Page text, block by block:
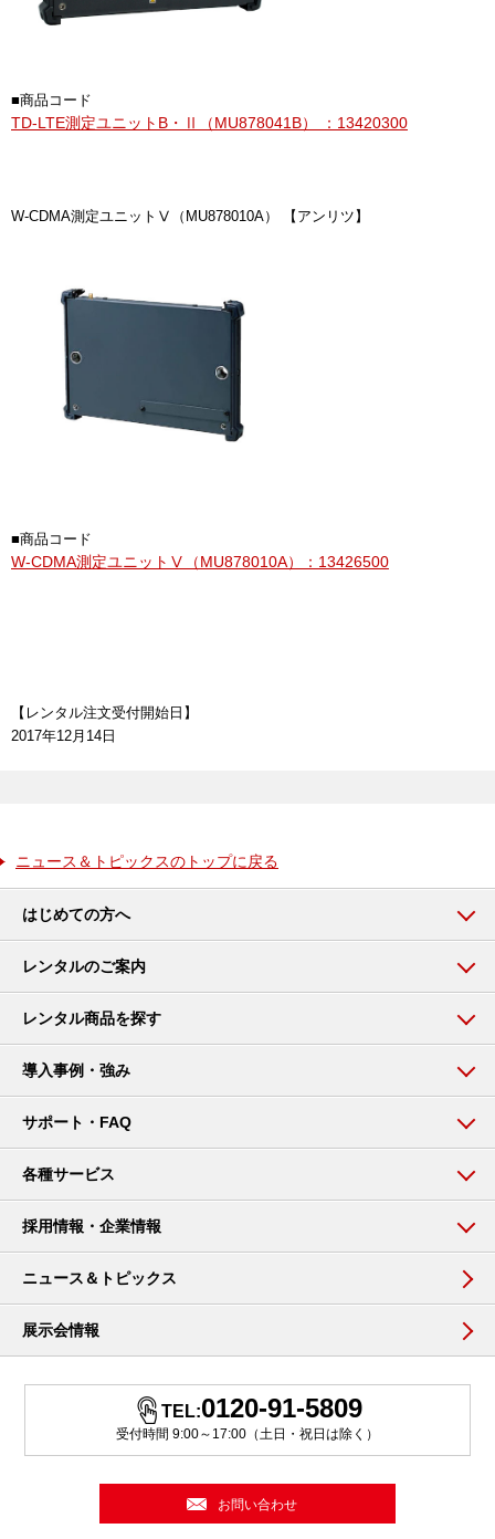
■商品コード
TD-LTE測定ユニットB・Ⅱ（MU878041B） ：13420300
W-CDMA測定ユニットⅤ（MU878010A） 【アンリツ】
■商品コード
W-CDMA測定ユニットⅤ（MU878010A）：13426500
【レンタル注文受付開始日】
2017年12月14日
ニュース＆トピックスのトップに戻る
はじめての方へ
レンタルのご案内
レンタル商品を探す
導入事例・強み
サポート・FAQ
各種サービス
採用情報・企業情報
ニュース＆トピックス
展示会情報
TEL:0120-91-5809
受付時間 9:00～17:00（土日・祝日は除く）
お問い合わせ